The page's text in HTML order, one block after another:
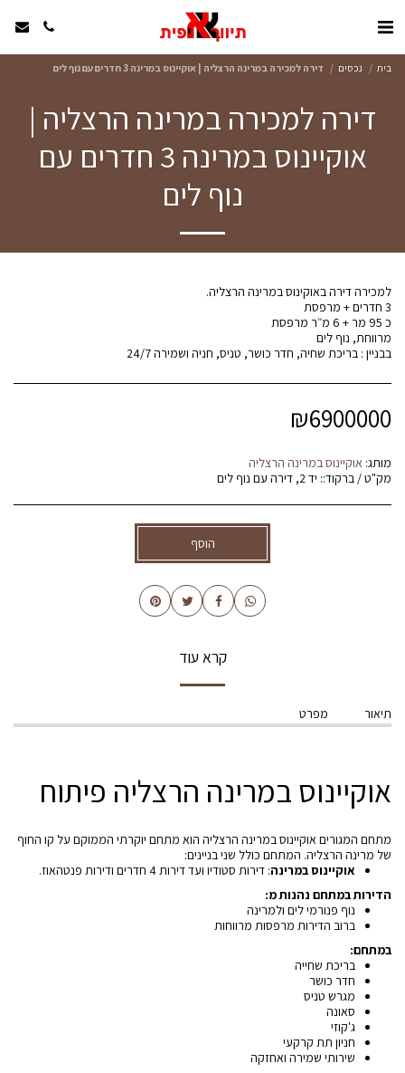
בית נכסים דירה למכירה במרינה הרצליה | אוקיינוס במרינה 3 חדרים עם נוף לים
דירה למכירה במרינה הרצליה |
אוקיינוס במרינה 3 חדרים עם
נוף לים
בבניין : בריכת שחיה, חדר כושר, טניס, חניה ושמירה 24/7
₪6900000
מותג: אוקיינוס במרינה הרצליה
מק"ט / ברקוד:: יד 2, דירה עם נוף לים
הוסף
קרא עוד
תיאור מפרט
אוקיינוס במרינה הרצליה פיתוח
מתחם המגורים אוקיינוס במרינה הרצליה הוא מתחם יוקרתי הממוקם על קו החוף
של מרינה הרצליה. המתחם כולל שני בניינים:
אוקיינוס במרינה: דירות סטודיו ועד דירות 4 חדרים ודירות פנטהאוז.
הדירות במתחם נהנות מ:
נוף פנורמי לים ולמרינה
ברוב הדירות מרפסות מרווחות
במתחם:
בריכת שחייה
חדר כושר
מגרש טניס
סאונה
ג'קוזי
חניון תת קרקעי
שירותי שמירה ואחזקה